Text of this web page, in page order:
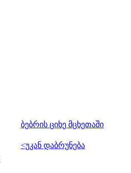
ბებრის ციხე მცხეთაში
<უკან დაბრუნება